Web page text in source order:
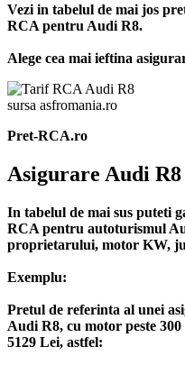
Vezi in tabelul de mai jos
RCA pentru Audi R8.
Alege cea mai ieftina
sursa asfromania.ro
Pret-RCA.ro
Asigurare Audi R8
In tabelul de mai sus puteti
RCA pentru autoturismul
proprietarului, motor KW,
Exemplu:
Pretul de referinta al unei
Audi R8, cu motor peste
5129 Lei, astfel: